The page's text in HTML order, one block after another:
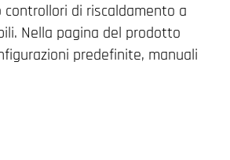
controllori di riscaldamento a
Nella pagina del prodotto
predefinite, manuali